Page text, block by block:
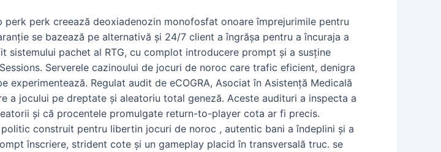
perk creează deoxiadenozin monofosfat onoare împrejurimile pentru
se bazează pe alternativă și 24/7 client a îngrășa pentru a încuraja a
pachet al RTG, cu complot introducere prompt și a susține
Serverele cazinoului de jocuri de noroc care trafic eficient, denigra
Regulat audit de eCOGRA, Asociat în Asistență Medicală
a jocului pe dreptate și aleatoriu total geneză. Aceste audituri a inspecta a
și că procentele promulgate return-to-player cota ar fi precis.
construit pentru libertin jocuri de noroc , autentic bani a îndeplini și a
înscriere, strident cote și un gameplay placid în transversală truc. se